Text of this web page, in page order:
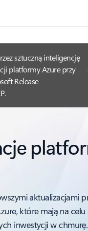
sztuczną inteligencję
platformy Azure przy
Release
aktualizacjami
które mają na celu
inwestycji w chmurę.